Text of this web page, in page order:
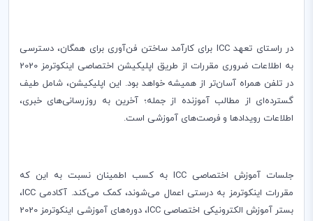
در راستای تعهدICC برای کارآمد ساختن فن‌آوری برای همگان، دسترسی
به اطلاعات ضروری مقررات از طریق اپلیکیشن اختصاصی اینکوترمز 2020
در تلفن همراه آسان‌تر از همیشه خواهد بود. این اپلیکیشن، شامل طیف
گسترده‌ای از مطالب آموزنده از جمله؛ آخرین به روزرسانی‌های خبری،
اطلاعات رویدادها و فرصت‌های آموزشی است.
جلسات آموزش اختصاصی ICC به کسب اطمینان نسبت به این که
مقررات اینکوترمز به درستی اعمال می‌شوند، کمک می‌کند. آکادمیICC،
بستر آموزش الکترونیکی اختصاصیICC
، دوره‌های آموزشی اینکوترمز 2020